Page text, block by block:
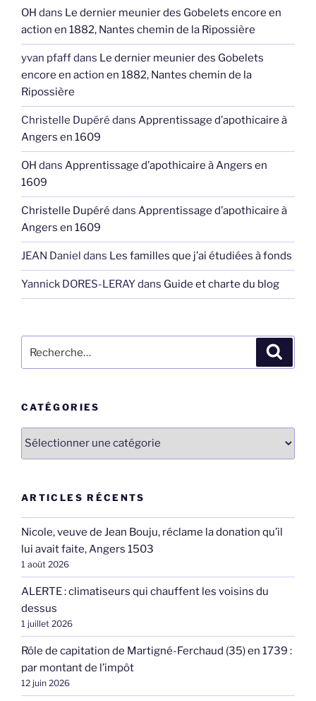
OH dans Le dernier meunier des Gobelets encore en
action en 1882, Nantes chemin de la Ripossière
yvan pfaffdans Le dernier meunier des Gobelets
encore en action en 1882, Nantes chemin de la
Ripossière
Christelle Dupéré dans Apprentissage d’apothicaire à
Angers en 1609
OH dans Apprentissage d’apothicaire à Angers en
1609
Christelle Dupéré dans Apprentissage d’apothicaire à
Angers en 1609
JEAN Daniel dans Les familles que j’ai étudiées à fonds
Yannick DORES-LERAYdans Guide et charte du blog
pour
CATÉGORIES
Catégories
ARTICLES RÉCENTS
Nicole, veuve de Jean Bouju, réclame la donation qu’il
lui avait faite, Angers 1503
1 août 2026
ALERTE : climatiseurs qui chauffent les voisins du
dessus
1 juillet 2026
Rôle de capitation de Martigné-Ferchaud (35) en 1739 :
par montant de l’impôt
12 juin 2026